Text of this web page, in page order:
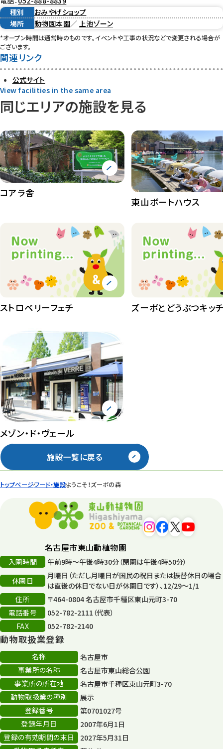
トップページフード・施設ようこそ！ズーボの森
種別
おみやげショップ
場所
動物園本園／ 上池ゾーン
*オープン時間は通常時のものです。イベントや工事の状況などで変更される場合が
ございます。
関連リンク
公式サイト
同じエリアの施設を見る
View facilities in the same area
コアラ舎
東山ボートハウス
ストロベリーフェチ ズーポとどうぶつキッ
メゾン・ド・ヴェール
施設一覧に戻る
名古屋市東山動植物園
入園時間
午前9時～午後4時30分（閉園は午後4時50分）
休園日
月曜日（ただし月曜日が国民の祝日または振替休日の場合
は直後の休日でない日が休園日です）、12/29～1/1
住所
〒464-0804 名古屋市千種区東山元町3-70
電話番号
052-782-2111（代表）
FAX
052-782-2140
動物取扱業登録
名称
名古屋市
事業所の名称
名古屋市東山総合公園
事業所の所在地
名古屋市千種区東山元町3-70
動物取扱業の種別
展示
登録番号
第0701027号
登録年月日
2007年6月1日
登録の有効期間の末日
2027年5月31日